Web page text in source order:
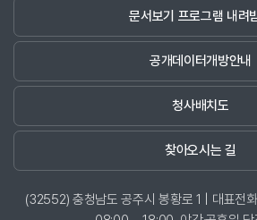
문서보기 프로그램 내려
공개데이터개방안내
청사배치도
찾아오시는 길
(32552) 충청남도 공주시 봉황로 1 | 대표